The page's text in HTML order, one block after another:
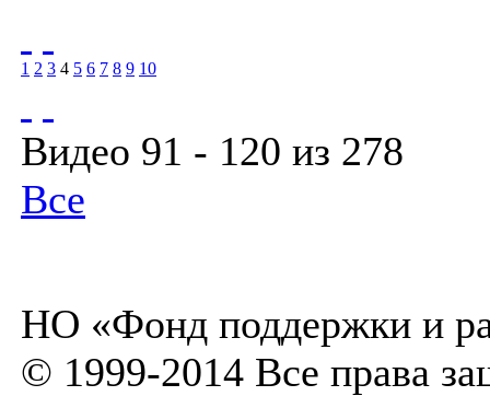
1 2 3 4 5 6 7 8 9 10
Видео 91 - 120 из 278
Все
НО «Фонд поддержки и
© 1999-2014 Все права